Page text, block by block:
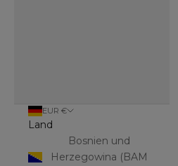
EUR €
Land
Bosnien und
Herzegowina (BAM